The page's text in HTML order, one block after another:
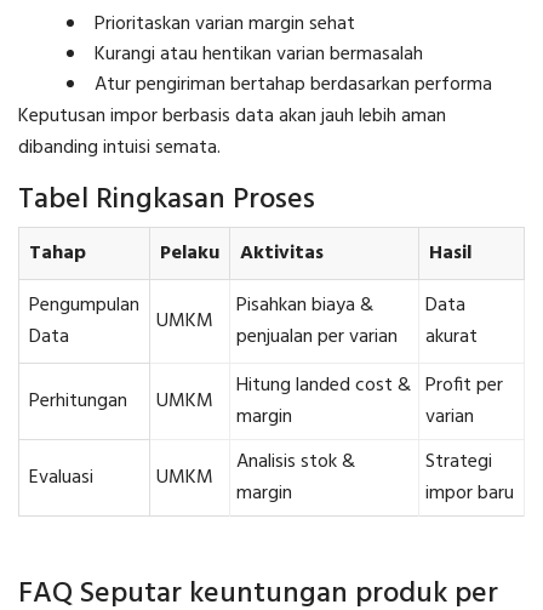
Prioritaskan varian margin sehat
Kurangi atau hentikan varian bermasalah
Atur pengiriman bertahap berdasarkan performa
Keputusan impor berbasis data akan jauh lebih aman
dibanding intuisi semata.
Tabel Ringkasan Proses
Tahap Pelaku Aktivitas
Hasil
Pengumpulan
Data
UMKM
Pisahkan biaya &
penjualan per varian
Data
akurat
Perhitungan UMKM
Hitung landed cost &
margin
Profit per
varian
Evaluasi
UMKM
Analisis stok &
margin
Strategi
impor baru
FAQ Seputar keuntungan produk per